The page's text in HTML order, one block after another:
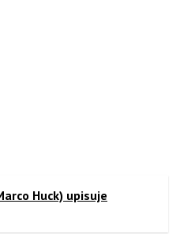
Huck) upisuje